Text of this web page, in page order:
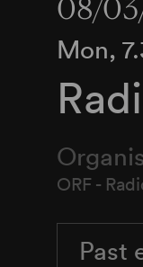
Mon,
ORF -
Past